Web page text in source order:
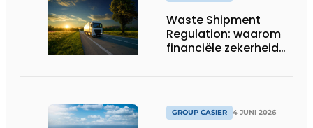
Waste Shipment
Regulation: waarom
financiële zekerheid
GROUP CASIER 4 JUNI 2026